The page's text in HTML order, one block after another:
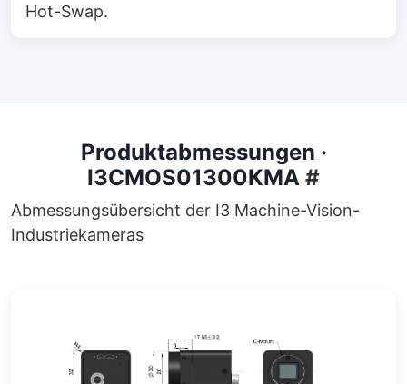
Hot-Swap.
Produktabmessungen ·
I3CMOS01300KMA #
Abmessungsübersicht der I3 Machine-Vision-
Industriekameras